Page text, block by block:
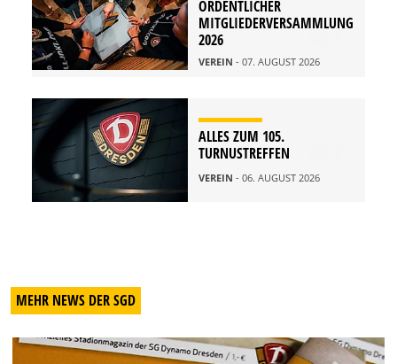
ORDENTLICHER
MITGLIEDERVERSAMMLUNG
2026
VEREIN - 07. AUGUST 2026
ALLES ZUM 105.
TURNUSTREFFEN
VEREIN - 06. AUGUST 2026
MEHR NEWS DER SGD